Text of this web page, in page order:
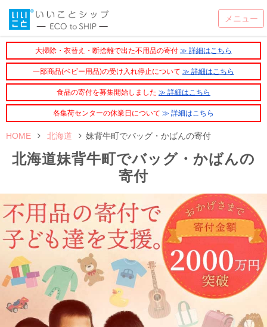
大掃除・衣替え・断捨離で出た不用品の寄付 ≫ 詳細はこちら
一部商品(ベビー用品)の受け入れ停止について ≫ 詳細はこちら
食品の寄付を募集開始しました ≫ 詳細はこちら
各集荷センターの休業日について ≫ 詳細はこちら
HOME 北海道 妹背牛町でバッグ・かばんの寄付
北海道妹背牛町でバッグ・かばんの
寄付